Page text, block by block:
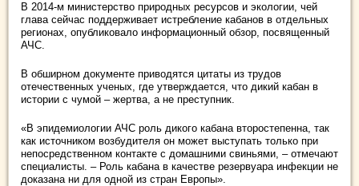
В 2014-м министерство природных ресурсов и экологии, чей
глава сейчас поддерживает истребление кабанов в отдельных
регионах, опубликовало информационный обзор, посвященный
АЧС.
В обширном документе приводятся цитаты из трудов
отечественных ученых, где утверждается, что дикий кабан в
истории с чумой – жертва, а не преступник.
«В эпидемиологии АЧС роль дикого кабана второстепенна, так
как источником возбудителя он может выступать только при
непосредственном контакте с домашними свиньями, – отмечают
специалисты. – Роль кабана в качестве резервуара инфекции не
доказана ни для одной из стран Европы».